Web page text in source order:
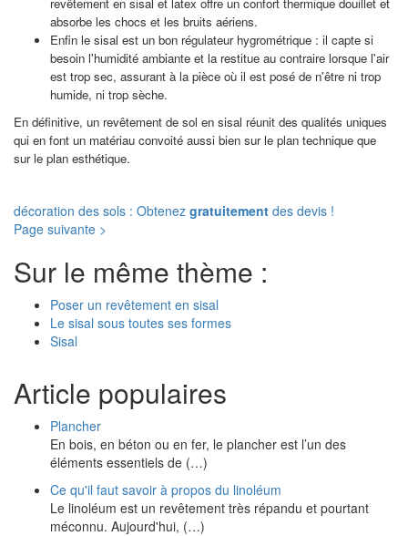
absorbe les chocs et les bruits aériens.
Enfin le sisal est un bon régulateur hygrométrique : il capte si
besoin l'humidité ambiante et la restitue au contraire lorsque l'air
est trop sec, assurant à la pièce où il est posé de n'être ni trop
humide, ni trop sèche.
En définitive, un revêtement de sol en sisal réunit des qualités uniques
qui en font un matériau convoité aussi bien sur le plan technique que
sur le plan esthétique.
décoration des sols : Obtenez gratuitement des devis !
Page suivante >
Sur le même thème :
Poser un revêtement en sisal
Le sisal sous toutes ses formes
Sisal
Article populaires
Plancher
En bois, en béton ou en fer, le plancher est l’un des
éléments essentiels de (…)
Ce qu'il faut savoir à propos du linoléum
Le linoléum est un revêtement très répandu et pourtant
méconnu. Aujourd'hui, (…)